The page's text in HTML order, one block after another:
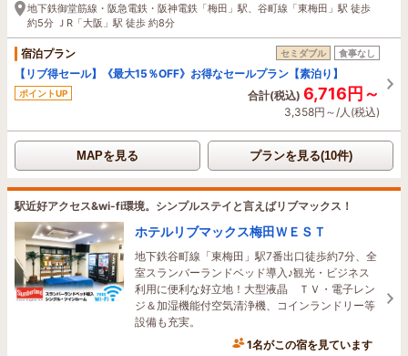
地下鉄御堂筋線・阪急電鉄・阪神電鉄「梅田」駅、谷町線「東梅田」駅 徒歩
約5分 ＪR「大阪」駅 徒歩 約8分
宿泊プラン セミダブル 食事なし
【リブ得セール】《最大15％OFF》お得なセールプラン【素泊り】
ポイントUP 合計(税込) 6,716円～
3,358円～/人(税込)
MAPを見る プランを見る(10件)
駅近好アクセス&wi-fi環境。シンプルステイと言えばリブマックス！
ホテルリブマックス梅田ＷＥＳＴ
地下鉄谷町線「東梅田」駅7番出口徒歩約7分、全
室スランバーランドベッド導入♪観光・ビジネス
利用に便利な好立地！大型液晶 ＴＶ・電子レン
ジ＆加湿機能付空気清浄機、コインランドリー等
設備も充実。
1名がこの宿を見ています